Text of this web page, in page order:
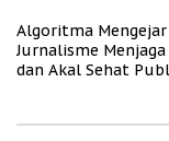
Algoritma
Jurnalisme
dan Akal Sehat